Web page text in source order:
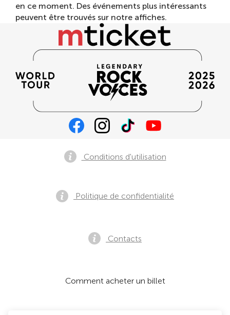
en ce moment. Des événements plus intéressants
peuvent être trouvés sur notre affiches.
Conditions d'utilisation
Politique de confidentialité
Contacts
Comment acheter un billet